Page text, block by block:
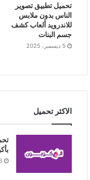
تحميل تطبيق تصوير
الناس بدون ملابس
للاندرويد ألعاب كشف
جسم البنات
5 ديسمبر، 2025
الاكثر تحميل
16